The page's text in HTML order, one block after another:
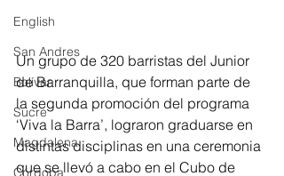
English
San Andres
Bolívar
Sucre
Magdalena
Córdoba
Un grupo de 320 barristas del Junior
de Barranquilla, que forman parte de
la segunda promoción del programa
‘Viva la Barra’, lograron graduarse en
distintas disciplinas en una ceremonia
que se llevó a cabo en el Cubo de